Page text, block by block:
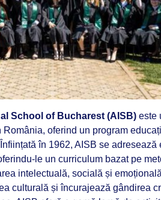
School of Bucharest (AISB) este
oferind un program
în 1962, AISB se
le un curriculum bazat pe
intelectuală, socială și
culturală și încurajează gândirea